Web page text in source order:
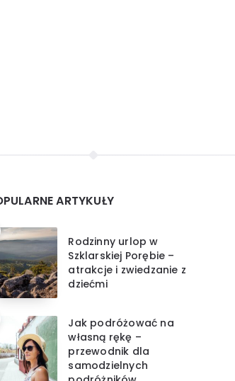
ARTYKUŁY
Rodzinny urlop w
Szklarskiej Porębie –
atrakcje i zwiedzanie z
dziećmi
Jak podróżować na
własną rękę –
przewodnik dla
samodzielnych